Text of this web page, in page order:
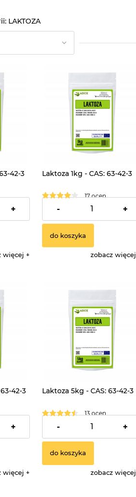
LAKTOZA
42-3
+
więcej
Laktoza 1kg - CAS: 63-42-3
17 ocen
16,90 zł
- +
do koszyka
zobacz więcej
42-3
+
więcej
Laktoza 5kg - CAS: 63-42-3
13 ocen
64,90 zł
- +
do koszyka
zobacz więcej